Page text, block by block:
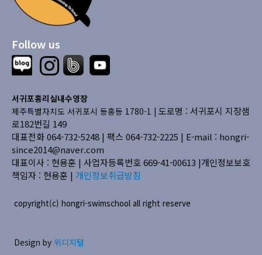
Follow us
서귀포홍리실내수영장
제주특별자치도 서귀포시 동홍동 1780-1 | 도로명 : 서귀포시 지장샘
로182번길 149
대표전화 064-732-5248 | 팩스 064-732-2225 | E-mail : hongri-
since2014@naver.com
대표이사 : 현용훈 | 사업자등록번호 669-41-00613 |개인정보보호
책임자 : 현용훈 | 개인정보취급방침
copyright(c) hongri-swimschool all right reserve
Design by 위디지털